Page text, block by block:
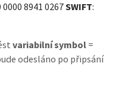
0000 8941 0267SWIFT:
variabilní symbol =
odesláno po připsání